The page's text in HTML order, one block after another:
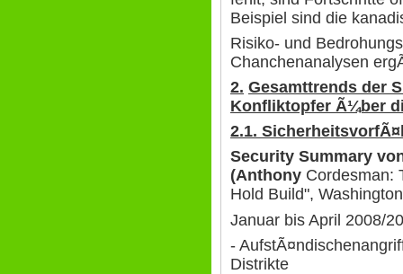
Beispiel sind die
Risiko- und
Chanchenanalysen
2. Gesamttrends der
Konfliktopfer Ã¼ber
2.1.
Security Summary
(Anthony Cordesman:
Hold Build",
Januar bis April 2008/
-
Distrikte